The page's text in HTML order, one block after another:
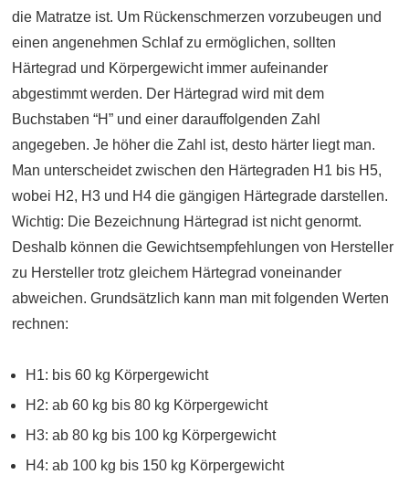
die Matratze ist. Um Rückenschmerzen vorzubeugen und
einen angenehmen Schlaf zu ermöglichen, sollten
Härtegrad und Körpergewicht immer aufeinander
abgestimmt werden. Der Härtegrad wird mit dem
Buchstaben “H” und einer darauffolgenden Zahl
angegeben. Je höher die Zahl ist, desto härter liegt man.
Man unterscheidet zwischen den Härtegraden H1 bis H5,
wobei H2, H3 und H4 die gängigen Härtegrade darstellen.
Wichtig: Die Bezeichnung Härtegrad ist nicht genormt.
Deshalb können die Gewichtsempfehlungen von Hersteller
zu Hersteller trotz gleichem Härtegrad voneinander
abweichen. Grundsätzlich kann man mit folgenden Werten
rechnen:
H1: bis 60 kg Körpergewicht
H2: ab 60 kg bis 80 kg Körpergewicht
H3: ab 80 kg bis 100 kg Körpergewicht
H4: ab 100 kg bis 150 kg Körpergewicht